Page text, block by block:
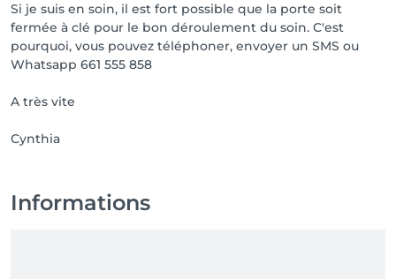
Si je suis en soin, il est fort possible que la porte soit
fermée à clé pour le bon déroulement du soin. C'est
pourquoi, vous pouvez téléphoner, envoyer un SMS ou
Whatsapp 661 555 858
A très vite
Cynthia
Informations